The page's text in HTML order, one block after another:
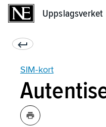
Uppslagsverket
SIM-kort